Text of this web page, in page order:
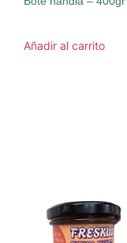
Añadir al carrito